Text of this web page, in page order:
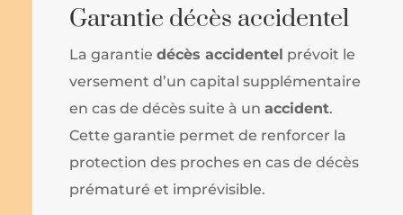
Garantie décès accidentel
La garantiedécès accidentel prévoit le
versement d’un capital supplémentaire
en cas de décès suite à unaccident.
Cette garantie permet de renforcer la
protection des proches en cas de décès
prématuré et imprévisible.